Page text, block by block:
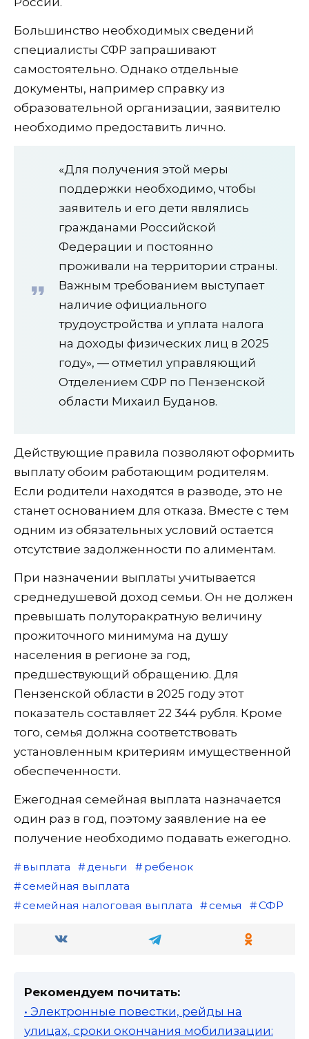
Большинство необходимых сведений
специалисты СФР запрашивают
самостоятельно. Однако отдельные
документы, например справку из
образовательной организации, заявителю
необходимо предоставить лично.
«Для получения этой меры
поддержки необходимо, чтобы
заявитель и его дети являлись
гражданами Российской
Федерации и постоянно
проживали на территории страны.
Важным требованием выступает
наличие официального
трудоустройства и уплата налога
на доходы физических лиц в 2025
году», — отметил управляющий
Отделением СФР по Пензенской
области Михаил Буданов.
Действующие правила позволяют оформить
выплату обоим работающим родителям.
Если родители находятся в разводе, это не
станет основанием для отказа. Вместе с тем
одним из обязательных условий остается
отсутствие задолженности по алиментам.
При назначении выплаты учитывается
среднедушевой доход семьи. Он не должен
превышать полуторакратную величину
прожиточного минимума на душу
населения в регионе за год,
предшествующий обращению. Для
Пензенской области в 2025 году этот
показатель составляет 22 344 рубля. Кроме
того, семья должна соответствовать
установленным критериям имущественной
обеспеченности.
Ежегодная семейная выплата назначается
один раз в год, поэтому заявление на ее
получение необходимо подавать ежегодно.
выплата деньги
ребенок
семейная выплата
семейная налоговая выплата
семья СФР
Рекомендуем почитать:
• Электронные повестки, рейды на
улицах, сроки окончания мобилизации: